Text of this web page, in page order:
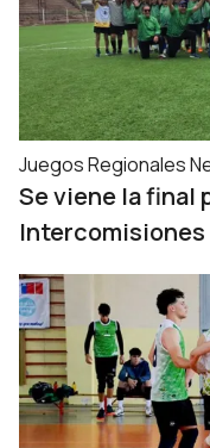
Juegos Regionales
Se viene la final
Intercomisiones